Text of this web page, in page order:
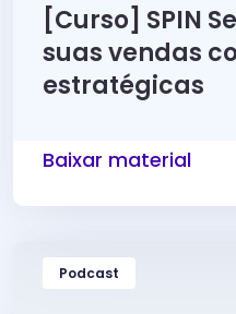
[Curso] SPIN
suas vendas
estratégicas
Baixar material
Podcast